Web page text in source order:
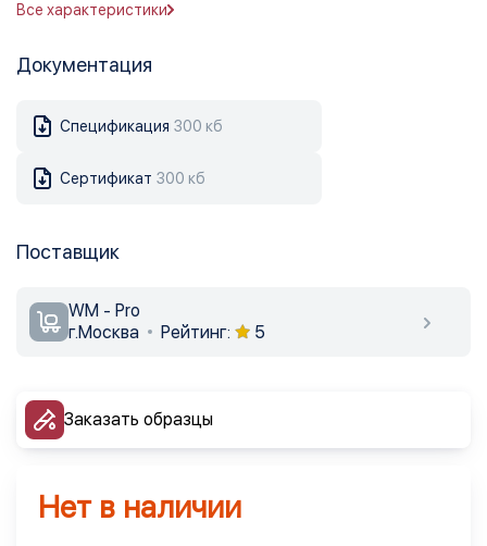
Все характеристики
Документация
Спецификация 300 кб
Сертификат 300 кб
Поставщик
WM - Pro
г.Москва
Рейтинг: 5
Заказать образцы
Нет в наличии